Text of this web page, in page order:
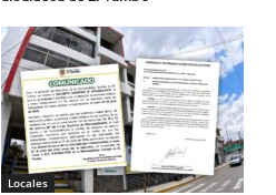
Locales